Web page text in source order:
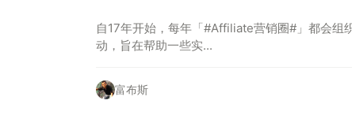
自17年开始，每年「#Affiliate营销圈#」都会组
动，旨在帮助一些实...
富布斯